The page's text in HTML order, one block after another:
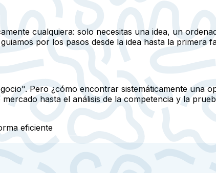
cualquiera: solo necesitas una idea, un
por los pasos desde la idea hasta la primera
Pero ¿cómo encontrar sistemáticamente una
hasta el análisis de la competencia y la
eficiente